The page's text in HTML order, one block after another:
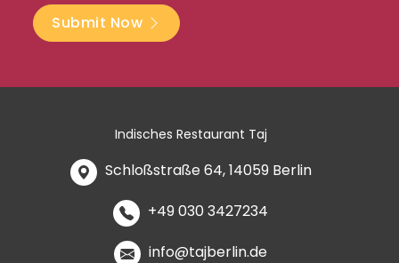
Submit Now
Indisches Restaurant Taj
Schloßstraße 64, 14059 Berlin
+49 030 3427234
info@tajberlin.de